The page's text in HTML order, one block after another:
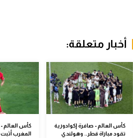
أخبار متعلقة:
كأس العالم - صافرة إكوادورية
تقود مباراة قطر.. وهولندي
كأس العالم
المغرب